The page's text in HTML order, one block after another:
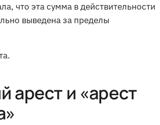
что эта сумма в действительности
выведена за пределы
арест и «арест